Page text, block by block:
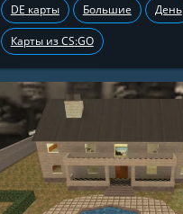
DE карты Большие День
Карты из CS:GO